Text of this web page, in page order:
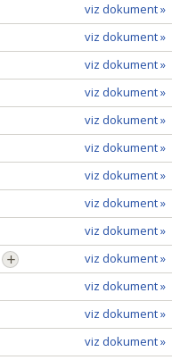
viz dokument »
viz dokument »
viz dokument »
viz dokument »
viz dokument »
viz dokument »
viz dokument »
viz dokument »
viz dokument »
viz dokument »
viz dokument »
viz dokument »
viz dokument »